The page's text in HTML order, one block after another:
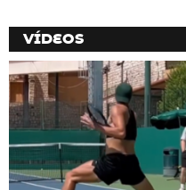
VÍDEOS